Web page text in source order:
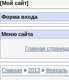
[Мой сайт]
Форма входа
Меню сайта
Главная
Главная » 2013 » Февраль